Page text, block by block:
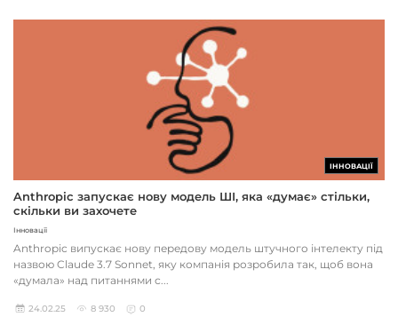
ІННОВАЦІЇ
Anthropic запускає нову модель ШІ, яка «думає» стільки,
скільки ви захочете
Інновації
Anthropic випускає нову передову модель штучного інтелекту під
назвою Claude 3.7 Sonnet, яку компанія розробила так, щоб вона
«думала» над питаннями с...
24.02.25 8 930 0